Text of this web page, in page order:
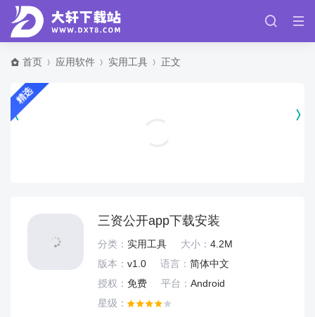
首页 应用软件 实用工具 正文
精选
三资公开app下载安装
分类： 实用工具 大小： 4.2M
版本： v1.0 语言： 简体中文
授权： 免费 平台： Android
星级：